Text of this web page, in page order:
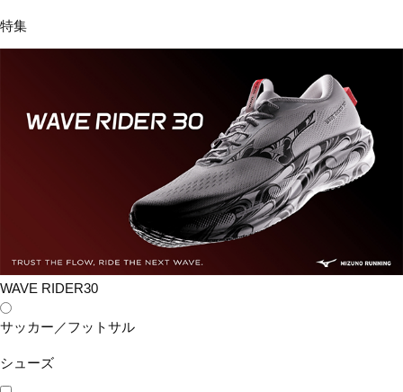
特集
WAVE RIDER30
サッカー／フットサル
シューズ
関連タグ
#アクセサリー ウィメンズ #アクセサリー 日
おすすめ商品